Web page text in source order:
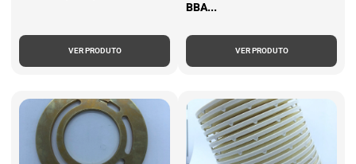
VER PRODUTO
BBA...
VER PRODUTO